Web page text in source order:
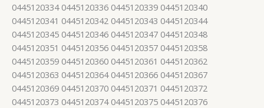
0445120334 0445120336 0445120339 0445120340
0445120341 0445120342 0445120343 0445120344
0445120345 0445120346 0445120347 0445120348
0445120351 0445120356 0445120357 0445120358
0445120359 0445120360 0445120361 0445120362
0445120363 0445120364 0445120366 0445120367
0445120369 0445120370 0445120371 0445120372
0445120373 0445120374 0445120375 0445120376